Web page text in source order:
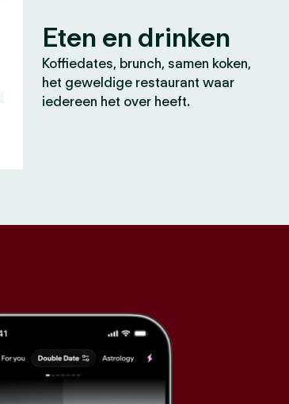
Eten en drinken
Koffiedates, brunch, samen koken,
het geweldige restaurant waar
iedereen het over heeft.